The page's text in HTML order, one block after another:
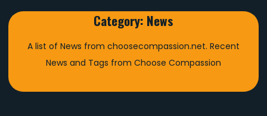
Category: News
A list of News from choosecompassion.net. Recent
News and Tags from Choose Compassion